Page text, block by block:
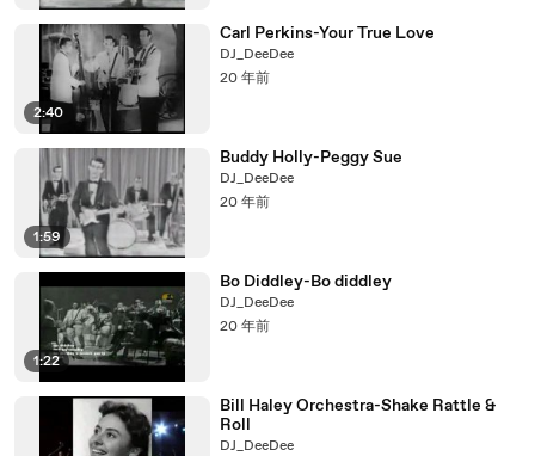
2:40
Carl Perkins-Your True Love
DJ_DeeDee
20 年前
1:59
Buddy Holly-Peggy Sue
DJ_DeeDee
20 年前
1:22
Bo Diddley-Bo diddley
DJ_DeeDee
20 年前
Bill Haley Orchestra-Shake Rattle &
Roll
DJ_DeeDee